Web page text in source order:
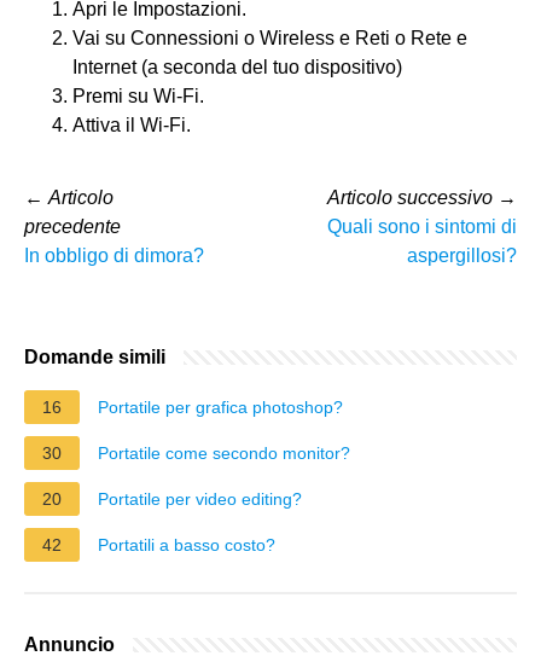
Apri le Impostazioni.
Vai su Connessioni o Wireless e Reti o Rete e
Internet (a seconda del tuo dispositivo)
Premi su Wi-Fi.
Attiva il Wi-Fi.
← Articolo
precedente
In obbligo di dimora?
Articolo successivo →
Quali sono i sintomi di
aspergillosi?
Domande simili
16 Portatile per grafica photoshop?
30 Portatile come secondo monitor?
20 Portatile per video editing?
42 Portatili a basso costo?
Annuncio